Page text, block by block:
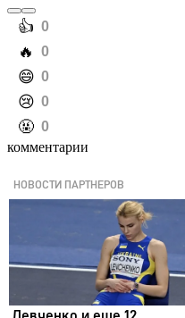
️👍 0
️🔥 0
️😄 0
️😢 0
️🤬 0
комментарии